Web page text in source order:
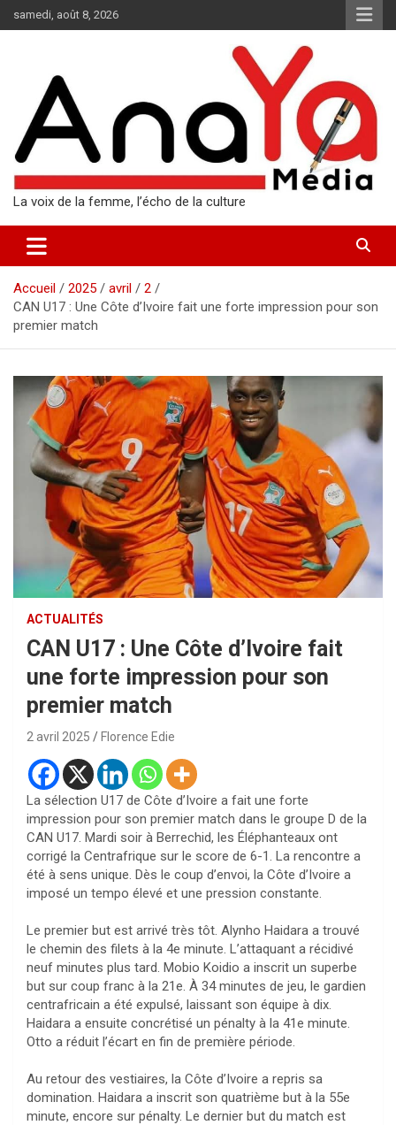
au
samedi, août 8, 2026
La voix de la femme, l’écho de la culture
Accueil 2025 avril
2
CAN U17 : Une Côte d’Ivoire fait une forte impression pour son
premier match
ACTUALITÉS
CAN U17 : Une Côte d’Ivoire fait
une forte impression pour son
premier match
2 avril 2025 Florence Edie
La sélection U17 de Côte d’Ivoire a fait une forte
impression pour son premier match dans le groupe D de la
CAN U17. Mardi soir à Berrechid, les Éléphanteaux ont
corrigé la Centrafrique sur le score de 6-1. La rencontre a
été à sens unique. Dès le coup d’envoi, la Côte d’Ivoire a
imposé un tempo élevé et une pression constante.
Le premier but est arrivé très tôt. Alynho Haidara a trouvé
le chemin des filets à la 4e minute. L’attaquant a récidivé
neuf minutes plus tard. Mobio Koidio a inscrit un superbe
but sur coup franc à la 21e. À 34 minutes de jeu, le gardien
centrafricain a été expulsé, laissant son équipe à dix.
Haidara a ensuite concrétisé un pénalty à la 41e minute.
Otto a réduit l’écart en fin de première période.
Au retour des vestiaires, la Côte d’Ivoire a repris sa
domination. Haidara a inscrit son quatrième but à la 55e
minute, encore sur pénalty. Le dernier but du match est